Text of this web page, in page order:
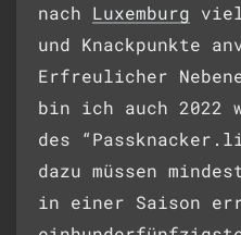
nach Luxemburg
und Knackpunkte
Erfreulicher
bin ich auch 2022
des
dazu müssen
in einer Saison